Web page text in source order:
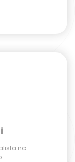
no